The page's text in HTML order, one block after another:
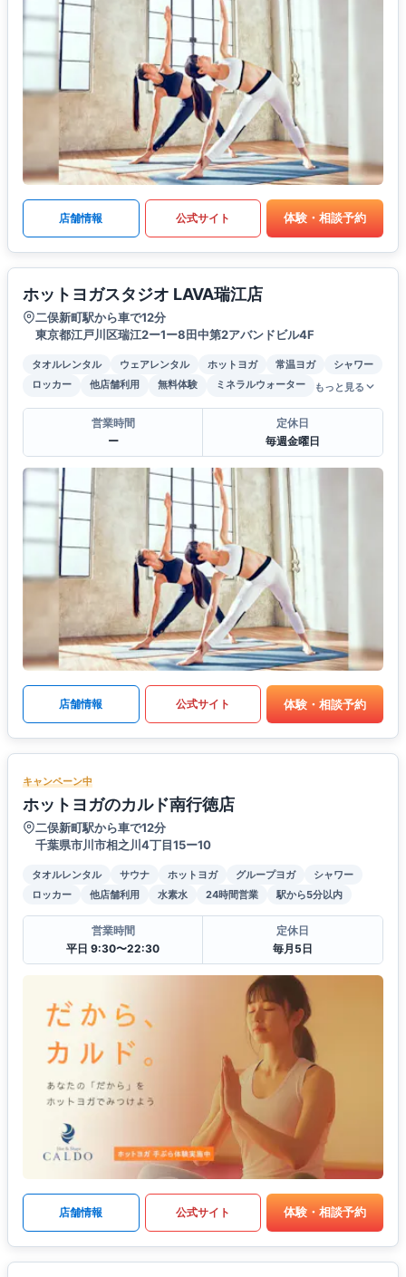
店舗情報 公式サイト 体験・相談予約
ホットヨガスタジオ LAVA瑞江店
二俣新町駅から車で12分
東京都江戸川区瑞江2ー1ー8田中第2アバンドビル4F
タオルレンタル ウェアレンタル ホットヨガ 常温ヨガ
シャワー
ロッカー
他店舗利用 無料体験 ミネラルウォーター もっと見る
営業時間
ー
定休日
毎週金曜日
店舗情報 公式サイト 体験・相談予約
キャンペーン中
ホットヨガのカルド南行徳店
二俣新町駅から車で12分
千葉県市川市相之川4丁目15ー10
タオルレンタル サウナ ホットヨガ グループヨガ
シャワー
ロッカー
他店舗利用 水素水 24時間営業 駅から5分以内
営業時間
平日 9:30〜22:30
定休日
毎月5日
店舗情報 公式サイト 体験・相談予約